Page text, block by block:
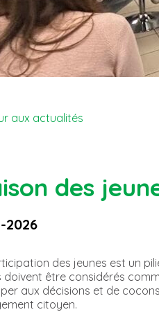
aux actualités
des
2026
des jeunes est un
doivent être considérés
aux décisions et de
citoyen.